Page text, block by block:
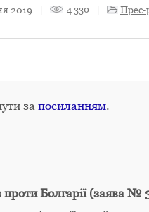
2019 | 4 330 | Прес-
за посиланням.
проти Болгарії (заява №